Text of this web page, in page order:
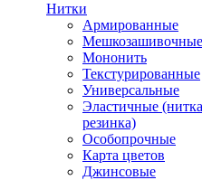
Нитки
Армированные
Мешкозашивочные
Мононить
Текстурированные
Универсальные
Эластичные
резинка)
Особопрочные
Карта цветов
Джинсовые